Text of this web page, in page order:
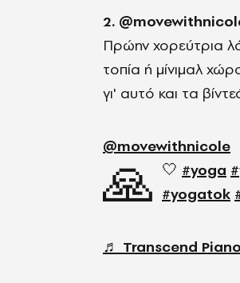
2.
Πρώην χορεύτρια
τοπία ή μίνιμαλ
γι' αυτό και τα
@movewithnicole
🙏 🤍 #yoga
#yogatok
♬ Transcend Piano